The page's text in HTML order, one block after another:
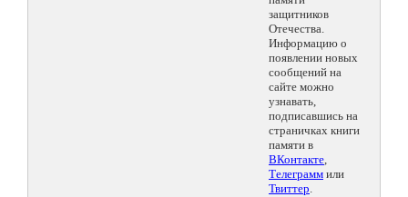
защитников
Отечества.
Информацию о
появлении новых
сообщений на
сайте можно
узнавать,
подписавшись на
страничках книги
памяти в
ВКонтакте,
Телеграмм или
Твиттер.